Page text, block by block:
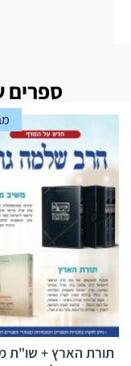
ספרים
תורת הארץ + שו"ת